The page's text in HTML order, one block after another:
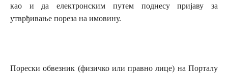
као и да електронским путем поднесу пријаву за
утврђивање пореза на имовину.
Порески обвезник (физичко или правно лице) на Порталу